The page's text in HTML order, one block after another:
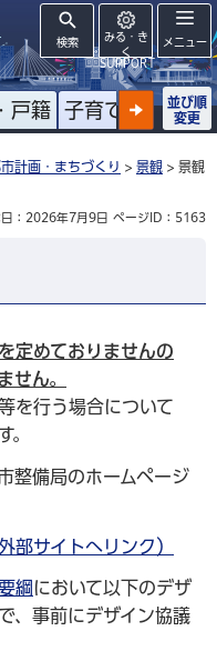
検索
みる・き
く
SUPPORT
メニュー
戸籍 子育て 高齢者
並び順
変更
計画・まちづくり > 景観 > 景観
日：2026年7月9日 ページID：5163
定めておりませんの
せん。
を行う場合について
。
整備局のホームページ
サイトへリンク）
綱 において以下のデザ
、事前にデザイン協議